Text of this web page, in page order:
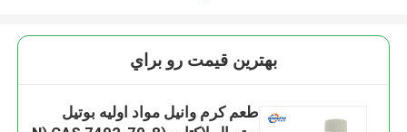
بهترين قيمت رو براي
طعم کرم وانیل مواد اولیه بوتیل